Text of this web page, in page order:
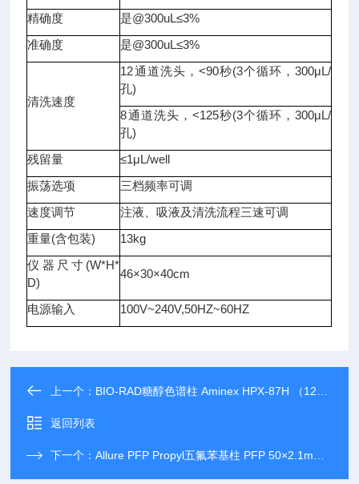
精确度
是@300uL≤3%
准确度
是@300uL≤3%
清洗速度
12通道洗头，<90秒(3个循环，300μL/
孔)
8通道洗头，<125秒(3个循环，300μL/
孔)
残留量
≤1μL/well
振荡选项
三档频率可调
速度调节
注液、吸液及清洗流程三速可调
重量(含包装)
13kg
仪器尺寸(W*H*
D)
46×30×40cm
电源输入 100V~240V,50HZ~60HZ
上一个： BIO-RAD糖醇色谱柱 Aminex HPX-87H （125-0140）
返回列表
下一个：Allure PFP Propyl五氟苯基柱 PFP 50×2.1mm（货号：9169552）